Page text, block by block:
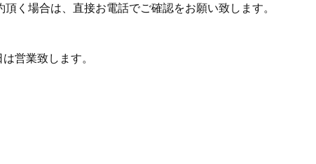
く場合は、直接お電話でご確認をお願い致します。
営業致します。